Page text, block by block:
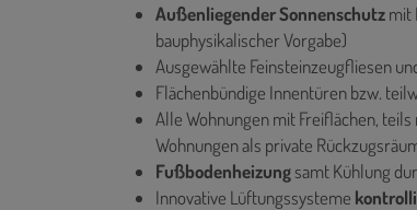
Außenliegender Sonnenschutzmit
bauphysikalischer Vorgabe)
Ausgewählte Feinsteinzeugfliesen
Flächenbündige Innentüren bzw.
Alle Wohnungen mit Freiflächen,
Wohnungen als private
Fußbodenheizungsamt Kühlung
Innovative Lüftungssysteme